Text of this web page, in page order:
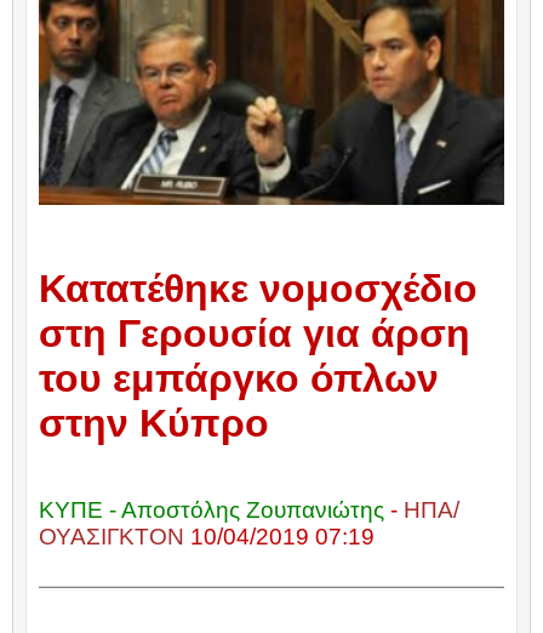
Κατατέθηκε νομοσχέδιο
στη Γερουσία για άρση
του εμπάργκο όπλων
στην Κύπρο
ΚΥΠΕ - Αποστόλης Ζουπανιώτης - ΗΠΑ/
ΟΥΑΣΙΓΚΤΟΝ 10/04/2019 07:19